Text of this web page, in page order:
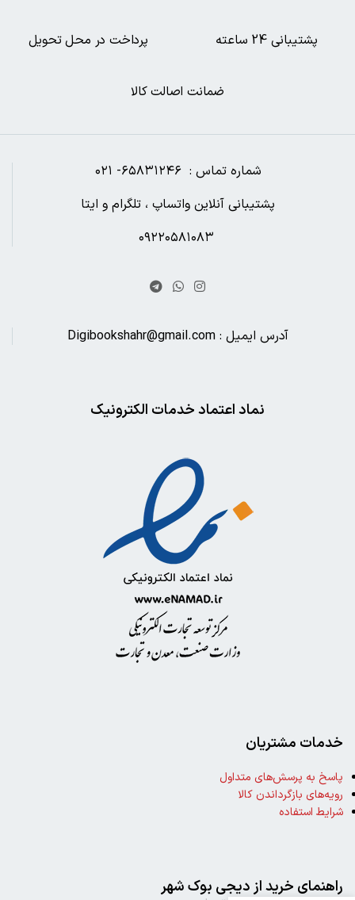
ضمانت اصالت کالا
پرداخت در محل تحویل پشتیبانی 24 ساعته
شماره تماس : ۶۵۸۳۱۲۴۶- ۰۲۱
پشتیبانی آنلاین واتساپ ، تلگرام و ایتا
آدرس ایمیل : Digibookshahr@gmail.com
نماد اعتماد خدمات الکترونیک
خدمات مشتریان
پاسخ به پرسش‌های متداول
رویه‌های بازگرداندن کالا
شرایط استفاده
راهنمای خرید از دیجی بوک شهر
ربوده